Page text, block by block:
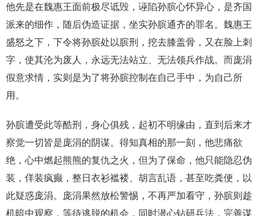
他先是在魏惠王面前极尽诋毁，诬陷孙膑心怀异心，是齐国
派来的细作，随后伪造证据，坐实孙膑通齐的罪名。魏惠王
盛怒之下，下令将孙膑处以膑刑，挖去膝盖骨，又在脸上刺
字，使其沦为废人，永远无法站立、无法领兵作战。而庞涓
假意求情，实则是为了将孙膑控制在自己手中，为自己所
用。
孙膑遭受此等酷刑，身心俱残，起初不明缘由，直到后来才
察觉一切皆是庞涓的阴谋。得知真相的那一刻，他悲痛欲
绝，心中燃起熊熊的复仇之火，但为了保命，他只能隐忍伪
装，佯装疯癫，整日衣衫褴褛、胡言乱语，甚至吃粪便，以
此疑惑庞涓。庞涓果然放松警惕，不再严加看守，孙膑则趁
机暗中观察，等待逃脱的机会，同时潜心钻研兵法，完善谋